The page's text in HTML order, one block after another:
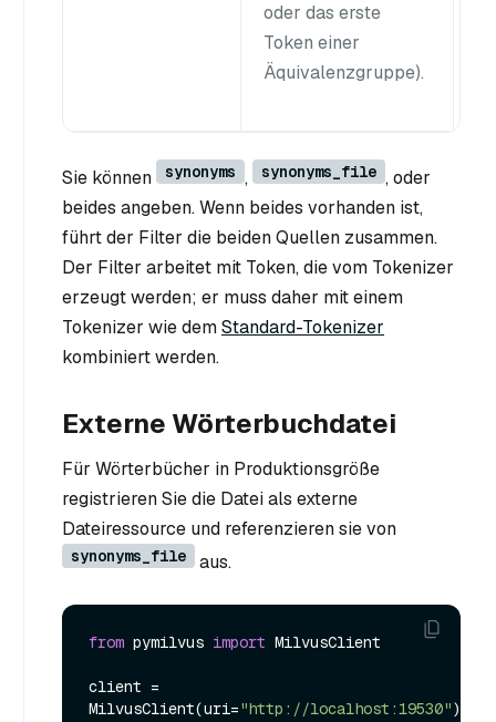
oder das erste
Token einer
Äquivalenzgruppe).
Sie können synonyms , synonyms_file , oder
beides angeben. Wenn beides vorhanden ist,
führt der Filter die beiden Quellen zusammen.
Der Filter arbeitet mit Token, die vom Tokenizer
erzeugt werden; er muss daher mit einem
Tokenizer wie demStandard-Tokenizer
kombiniert werden.
Externe Wörterbuchdatei
Für Wörterbücher in Produktionsgröße
registrieren Sie die Datei als externe
Dateiressource und referenzieren sie von
synonyms_file aus.
from pymilvus import MilvusClient
client =
MilvusClient(uri="http://localhost:19530")